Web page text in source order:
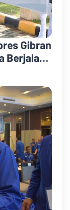
Gibran
Berjalan